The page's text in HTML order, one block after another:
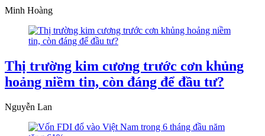
Minh Hoàng
Thị trường kim cương trước cơn khủng
hoảng niềm tin, còn đáng để đầu tư?
Nguyễn Lan